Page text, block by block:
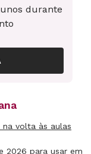
de alunos
do
aos
é:
durante
na volta às aulas
2026 para usar em